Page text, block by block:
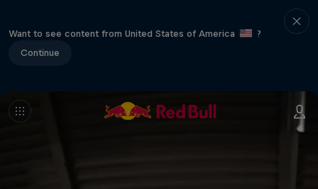
Want to see content from United States of America
?
Continue